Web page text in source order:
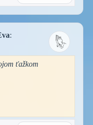
:
ťažkom